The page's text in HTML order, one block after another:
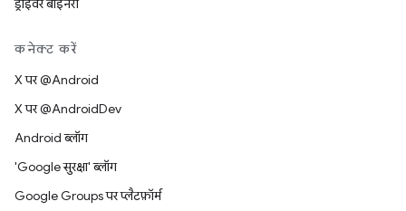
ड्राइवर बाइनरी
कनेक्ट करें
X पर @Android
X पर @AndroidDev
Android ब्लॉग
'Google सुरक्षा' ब्लॉग
Google Groups पर प्लैटफ़ॉर्म